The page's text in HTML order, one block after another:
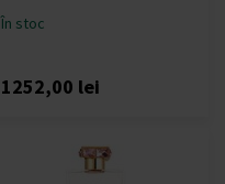
În stoc
1252,00 lei